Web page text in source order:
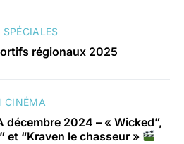
régionaux 2025
CINÉMA
décembre 2024 – « Wicked”,
et “Kraven le chasseur »